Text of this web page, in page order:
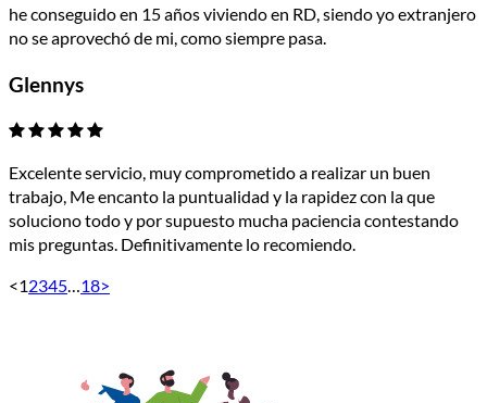
he conseguido en 15 años viviendo en RD, siendo yo extranjero
no se aprovechó de mi, como siempre pasa.
Glennys
Excelente servicio, muy comprometido a realizar un buen
trabajo, Me encanto la puntualidad y la rapidez con la que
soluciono todo y por supuesto mucha paciencia contestando
mis preguntas. Definitivamente lo recomiendo.
<12345…18>